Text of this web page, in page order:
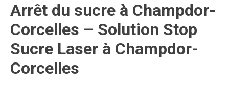
Arrêt du sucre à Champdor-
Corcelles – Solution Stop
Sucre Laser à Champdor-
Corcelles